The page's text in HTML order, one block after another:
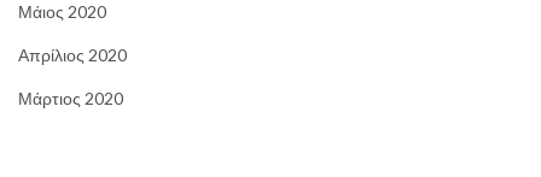
Μάιος 2020
Απρίλιος 2020
Μάρτιος 2020